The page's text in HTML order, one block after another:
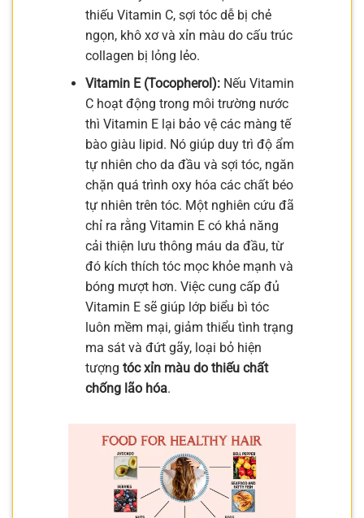
thiếu Vitamin C, sợi tóc dễ bị chẻ
ngọn, khô xơ và xỉn màu do cấu trúc
collagen bị lỏng lẻo.
Vitamin E (Tocopherol):Nếu Vitamin
C hoạt động trong môi trường nước
thì Vitamin E lại bảo vệ các màng tế
bào giàu lipid. Nó giúp duy trì độ ẩm
tự nhiên cho da đầu và sợi tóc, ngăn
chặn quá trình oxy hóa các chất béo
tự nhiên trên tóc. Một nghiên cứu đã
chỉ ra rằng Vitamin E có khả năng
cải thiện lưu thông máu da đầu, từ
đó kích thích tóc mọc khỏe mạnh và
bóng mượt hơn. Việc cung cấp đủ
Vitamin E sẽ giúp lớp biểu bì tóc
luôn mềm mại, giảm thiểu tình trạng
ma sát và đứt gãy, loại bỏ hiện
tượng tóc xỉn màu do thiếu chất
chống lão hóa.